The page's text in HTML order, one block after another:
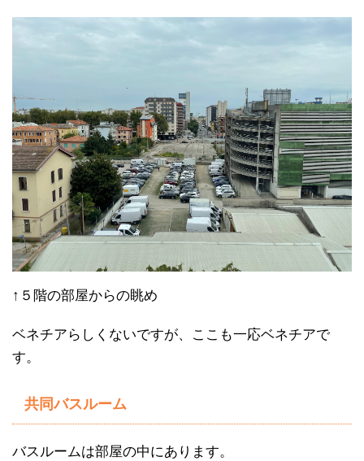
↑５階の部屋からの眺め
ベネチアらしくないですが、ここも一応ベネチアで
す。
共同バスルーム
バスルームは部屋の中にあります。